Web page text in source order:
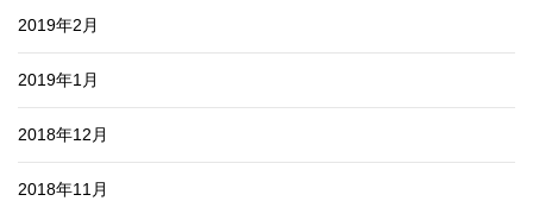
2019年2月
2019年1月
2018年12月
2018年11月